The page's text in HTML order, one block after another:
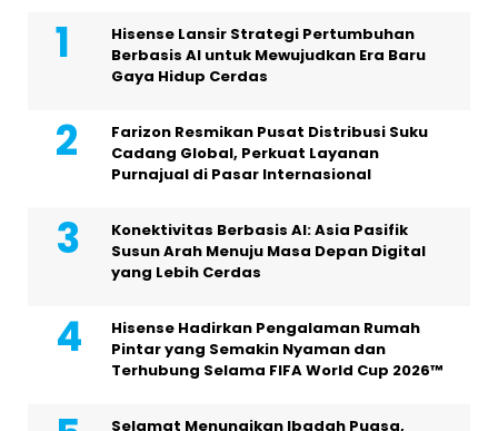
Hisense Lansir Strategi Pertumbuhan
Berbasis AI untuk Mewujudkan Era Baru
Gaya Hidup Cerdas
Farizon Resmikan Pusat Distribusi Suku
Cadang Global, Perkuat Layanan
Purnajual di Pasar Internasional
Konektivitas Berbasis AI: Asia Pasifik
Susun Arah Menuju Masa Depan Digital
yang Lebih Cerdas
Hisense Hadirkan Pengalaman Rumah
Pintar yang Semakin Nyaman dan
Terhubung Selama FIFA World Cup 2026™
Selamat Menunaikan Ibadah Puasa,